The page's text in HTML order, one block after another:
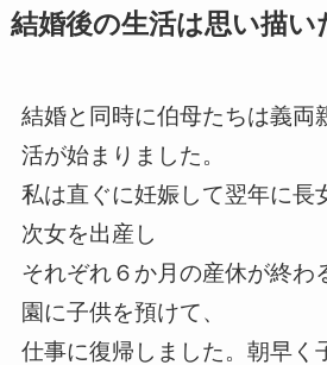
結婚後の生活は思い描い
結婚と同時に伯母たちは義両
活が始まりました。
私は直ぐに妊娠して翌年に長
次女を出産し
それぞれ６か月の産休が終わ
園に子供を預けて、
仕事に復帰しました。朝早く